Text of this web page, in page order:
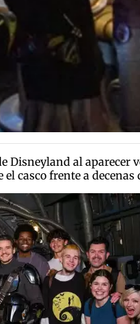
Disneyland al
casco frente a